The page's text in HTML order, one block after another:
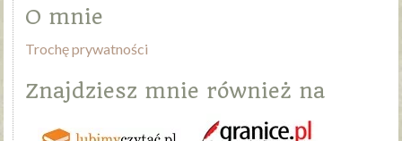
O mnie
Trochę prywatności
Znajdziesz mnie również na